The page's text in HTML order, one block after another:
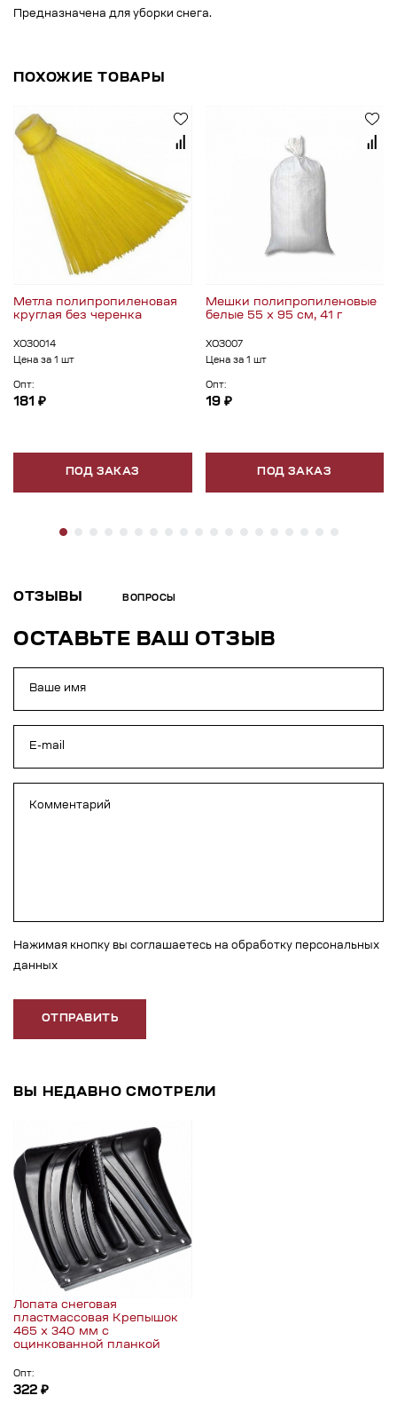
Предназначена для уборки снега.
ПОХОЖИЕ ТОВАРЫ
Метла полипропиленовая
круглая без черенка
ХОЗ0014
Цена за 1 шт
Опт:
181 ₽
ПОД ЗАКАЗ
Мешки полипропиленовые
белые 55 x 95 см, 41 г
ХОЗ007
Цена за 1 шт
Опт:
19 ₽
ПОД ЗАКАЗ
ОТЗЫВЫ ВОПРОСЫ
ОСТАВЬТЕ ВАШ ОТЗЫВ
Нажимая кнопку вы соглашаетесь на обработку персональных
данных
ОТПРАВИТЬ
ВЫ НЕДАВНО СМОТРЕЛИ
Лопата снеговая
пластмассовая Крепышок
465 х 340 мм с
оцинкованной планкой
Опт:
322 ₽